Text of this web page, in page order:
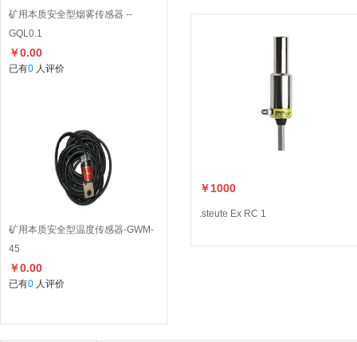
矿用本质安全型烟雾传感器 --
GQL0.1
￥0.00
已有0 人评价
矿用本质安全型温度传感器-GWM-
45
￥0.00
已有0 人评价
￥1000
.steute Ex RC 1